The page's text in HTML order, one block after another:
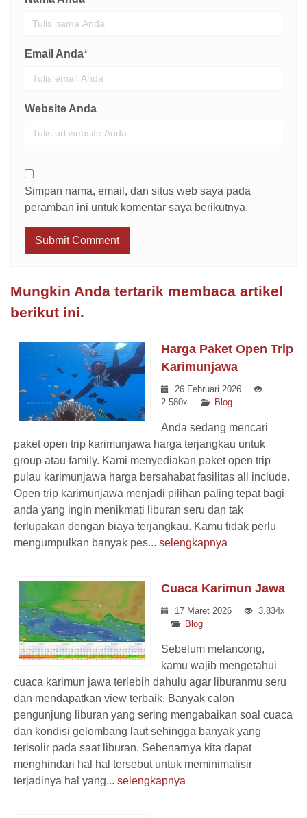
Email Anda*
Website Anda
Simpan nama, email, dan situs web saya pada
peramban ini untuk komentar saya berikutnya.
Mungkin Anda tertarik membaca artikel
berikut ini.
Harga Paket Open Trip
Karimunjawa
26 Februari 2026
2.580x
Blog
Anda sedang mencari
paket open trip karimunjawa harga terjangkau untuk
group atau family. Kami menyediakan paket open trip
pulau karimunjawa harga bersahabat fasilitas all include.
Open trip karimunjawa menjadi pilihan paling tepat bagi
anda yang ingin menikmati liburan seru dan tak
terlupakan dengan biaya terjangkau. Kamu tidak perlu
mengumpulkan banyak pes... selengkapnya
Cuaca Karimun Jawa
17 Maret 2026
3.834x
Blog
Sebelum melancong,
kamu wajib mengetahui
cuaca karimun jawa terlebih dahulu agar liburanmu seru
dan mendapatkan view terbaik. Banyak calon
pengunjung liburan yang sering mengabaikan soal cuaca
dan kondisi gelombang laut sehingga banyak yang
terisolir pada saat liburan. Sebenarnya kita dapat
menghindari hal hal tersebut untuk meminimalisir
terjadinya hal yang... selengkapnya